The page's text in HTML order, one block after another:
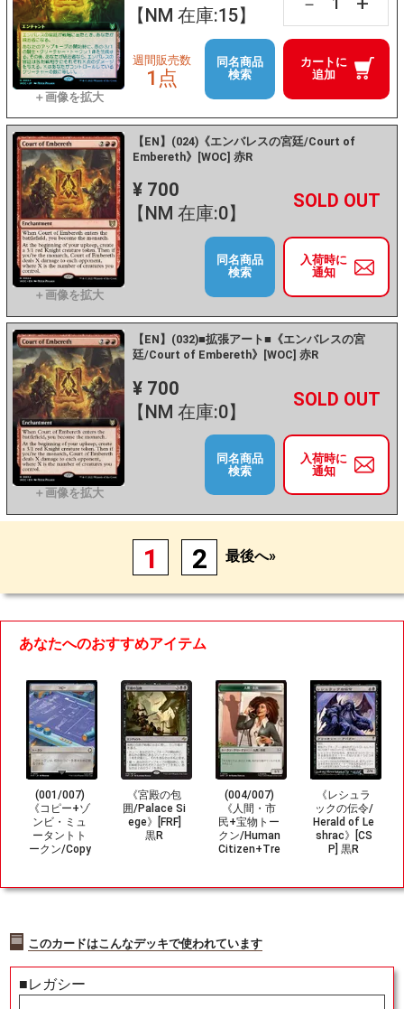
【NM 在庫:15】
カートに
追加
週間販売数
1点
同名商品
検索
【EN】(024)《エンバレスの宮廷/Court of
Embereth》[WOC] 赤R
¥ 700
【NM 在庫:0】
－ +
入荷時に
通知
同名商品
検索
【EN】(032)■拡張アート■《エンバレスの宮
廷/Court of Embereth》[WOC] 赤R
¥ 700
【NM 在庫:0】
－ +
入荷時に
通知
同名商品
検索
1 2 最後へ»
あなたへのおすすめアイテム
(001/007)
《コピー+ゾ
ンビ・ミュ
ータントト
ークン/Copy
n》[PIP] 無/
《宮殿の包
囲/Palace Si
ege》[FRF]
黒R
(004/007)
《人間・市
民+宝物トー
クン/Human
Citizen+Tre
金/茶
《レシュラ
ックの伝令/
Herald of Le
shrac》[CS
P] 黒R
このカードはこんなデッキで使われています
■レガシー